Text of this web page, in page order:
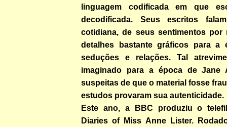
linguagem codificada em que
decodificada. Seus escritos
cotidiana, de seus sentimentos por
detalhes bastante gráficos para a
seduções e relações. Tal
imaginado para a época de Jane
suspeitas de que o material fosse
estudos provaram sua autenticidade.
Este ano, a BBC produziu o
Diaries of Miss Anne Lister.